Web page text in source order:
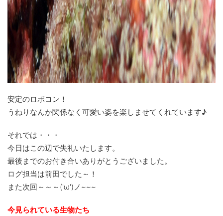
安定のロボコン！
うねりなんか関係なく可愛い姿を楽しませてくれています♪
それでは・・・
今日はこの辺で失礼いたします。
最後までのお付き合いありがとうございました。
ログ担当は前田でした～！
また次回～～～('ω')ノ~~~
今見られている生物たち